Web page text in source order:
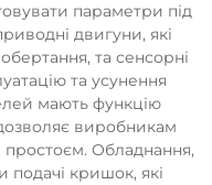
параметри під
двигуни, які
та сенсорні
та усунення
мають функцію
виробникам
простоєм. Обладнання,
подачі кришок, які